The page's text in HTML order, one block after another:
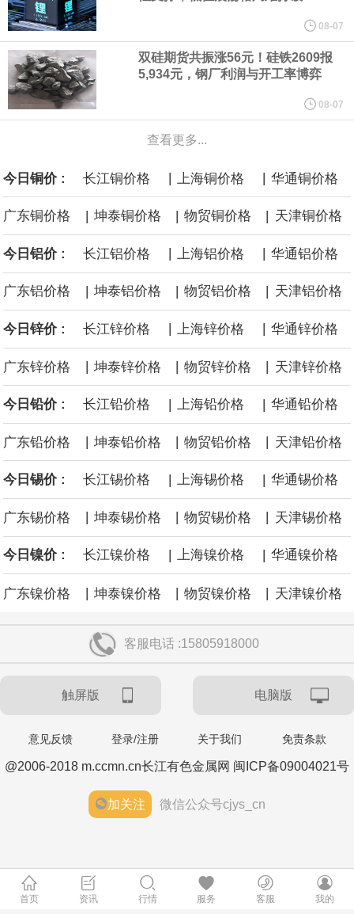
进一步扩大全年营运成果。
美国国会预算办公室（CBO）于当地时间5日发布报告称，美国海军
计划建造的15艘核动力“特朗普级”（Trump-class）战列舰，从研发
到采购的总费用可能高达2750亿美元，为美国有史以来最昂贵的水
面战舰项目之一。 根据CBO的初步估算，首舰造价约234亿美元，
景的线索。StoneX高级分析师马特·辛普森表示，中东和平前景改善
令市场通胀预期下降，推动黄金价格从此前持续数周、位于4000美
元上方的盘整区间中进一步上涨。
08-07
双硅期货共振涨56元！硅铁2609报
5,934元，钢厂利润与开工率博弈
08-07
查看更多...
今日铜价 : 长江铜价格 | 上海铜价格 | 华通铜价格
广东铜价格 | 坤泰铜价格 | 物贸铜价格 | 天津铜价格
今日铝价 : 长江铝价格 上海铝价格 华通铝价格
广东铝价格 | 坤泰铝价格 | 物贸铝价格 | 天津铝价格
今日锌价 : 长江锌价格 上海锌价格 华通锌价格
广东锌价格 | 坤泰锌价格 | 物贸锌价格 | 天津锌价格
今日铅价 : 长江铅价格 | 上海铅价格 | 华通铅价格
广东铅价格 坤泰铅价格 物贸铅价格 天津铅价格
今日锡价 : 长江锡价格 | 上海锡价格 | 华通锡价格
广东锡价格 坤泰锡价格 物贸锡价格 天津锡价格
今日镍价 : 长江镍价格 | 上海镍价格 | 华通镍价格
广东镍价格 | 坤泰镍价格 | 物贸镍价格 | 天津镍价格
客服电话 :15805918000
触屏版 电脑版
意见反馈 登录/注册 关于我们 免责条款
@2006-2018 m.ccmn.cn长江有色金属网 闽ICP备09004021号
加关注 微信公众号cjys_cn
首页 资讯 行情 服务 客服 我的